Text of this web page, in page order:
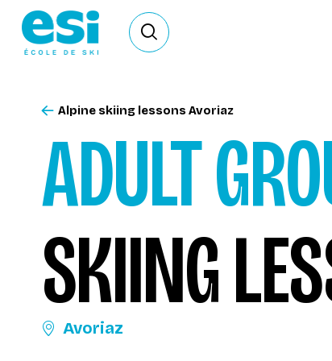
Ouvrir le formulaire de
ADULT
SKIING
Avoriaz
Alpine skiing lessons Avoriaz